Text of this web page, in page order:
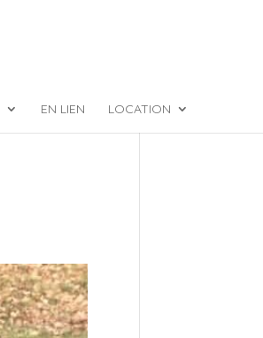
EN LIEN LOCATION